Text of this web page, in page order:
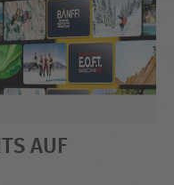
AUF